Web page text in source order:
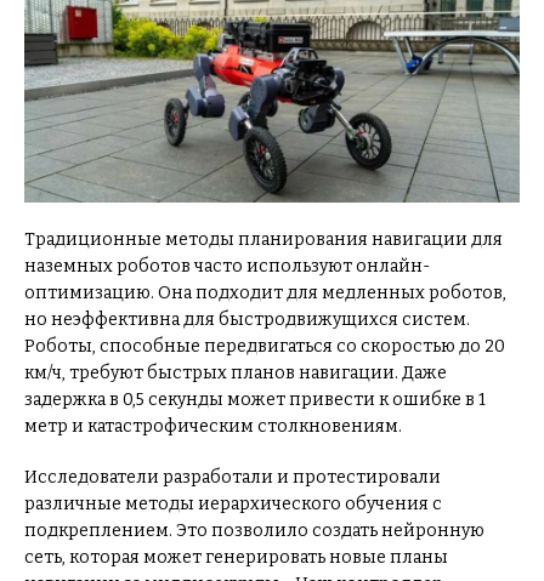
Традиционные методы планирования навигации для
наземных роботов часто используют онлайн-
оптимизацию. Она подходит для медленных роботов,
но неэффективна для быстродвижущихся систем.
Роботы, способные передвигаться со скоростью до 20
км/ч, требуют быстрых планов навигации. Даже
задержка в 0,5 секунды может привести к ошибке в 1
метр и катастрофическим столкновениям.
Исследователи разработали и протестировали
различные методы иерархического обучения с
подкреплением. Это позволило создать нейронную
сеть, которая может генерировать новые планы